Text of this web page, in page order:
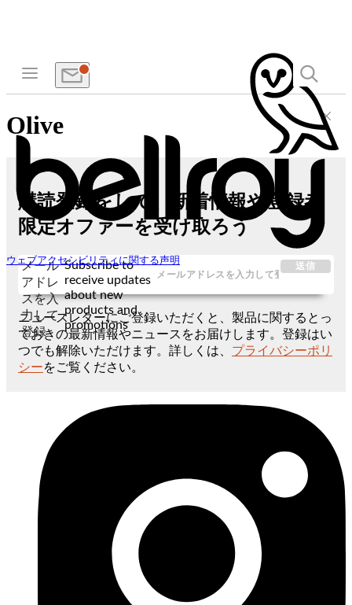
ウェブアクセシビリティに関する声明
Olive
購読登録をして、新着情報や登録者
限定オファーを受け取ろう
メール
アドレ
スを入
力して
登録
Subscribe to
receive updates
about new
products and
promotions
送信
ニュースレターにご登録いただくと、製品に関するとっ
ておきの最新情報やニュースをお届けします。登録はい
つでも解除いただけます。詳しくは、 プライバシーポリ
シーをご覧ください。